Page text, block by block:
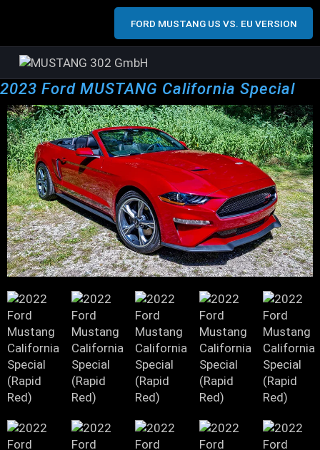
FORD MUSTANG US VS. EU VERSION
2023 Ford MUSTANG California Special